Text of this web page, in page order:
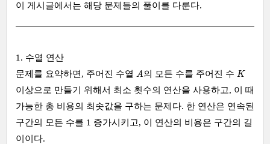
이 게시글에서는 해당 문제들의 풀이를 다룬다.
1. 수열 연산
문제를 요약하면, 주어진 수열 A
A의 모든 수를 주어진 수 K
K
이상으로 만들기 위해서 최소 횟수의 연산을 사용하고, 이 때
가능한 총 비용의 최솟값을 구하는 문제다. 한 연산은 연속된
구간의 모든 수를 1
1 증가시키고, 이 연산의 비용은 구간의 길
이이다.